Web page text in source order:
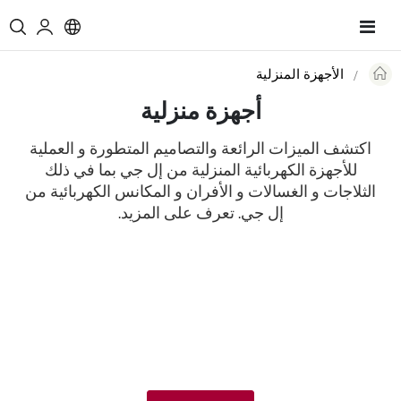
Toggle
الأجهزة المنزلية
أجهزة منزلية
اكتشف الميزات الرائعة والتصاميم المتطورة و العملية
للأجهزة الكهربائية المنزلية من إل جي بما في ذلك
الثلاجات و الغسالات و الأفران و المكانس الكهربائية من
إل جي. تعرف على المزيد.